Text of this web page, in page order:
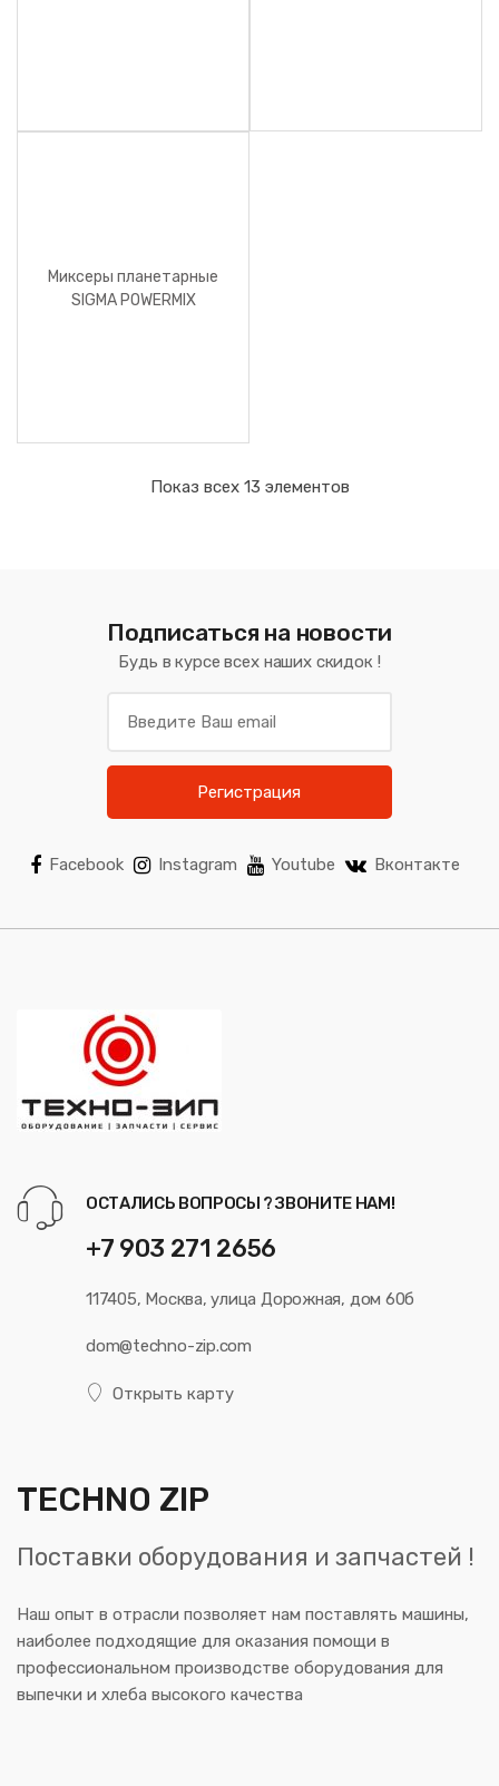
Миксеры планетарные
SIGMA POWERMIX
Показ всех 13 элементов
Подписаться на новости
Будь в курсе всех наших скидок !
Регистрация
Facebook Instagram Youtube Вконтакте
ОСТАЛИСЬ ВОПРОСЫ ? ЗВОНИТЕ НАМ!
+7 903 271 2656
117405, Москва, улица Дорожная, дом 60б
dom@techno-zip.com
Открыть карту
TECHNO ZIP
Поставки оборудования и запчастей !
Наш опыт в отрасли позволяет нам поставлять машины,
наиболее подходящие для оказания помощи в
профессиональном производстве оборудования для
выпечки и хлеба высокого качества